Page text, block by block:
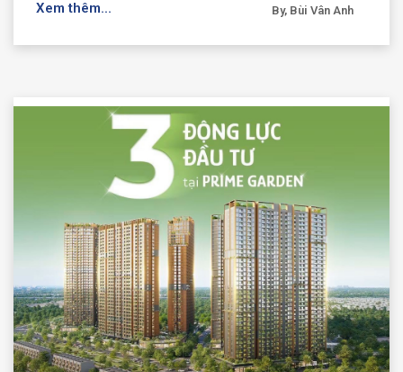
Xem thêm... By, Bùi Vân Anh